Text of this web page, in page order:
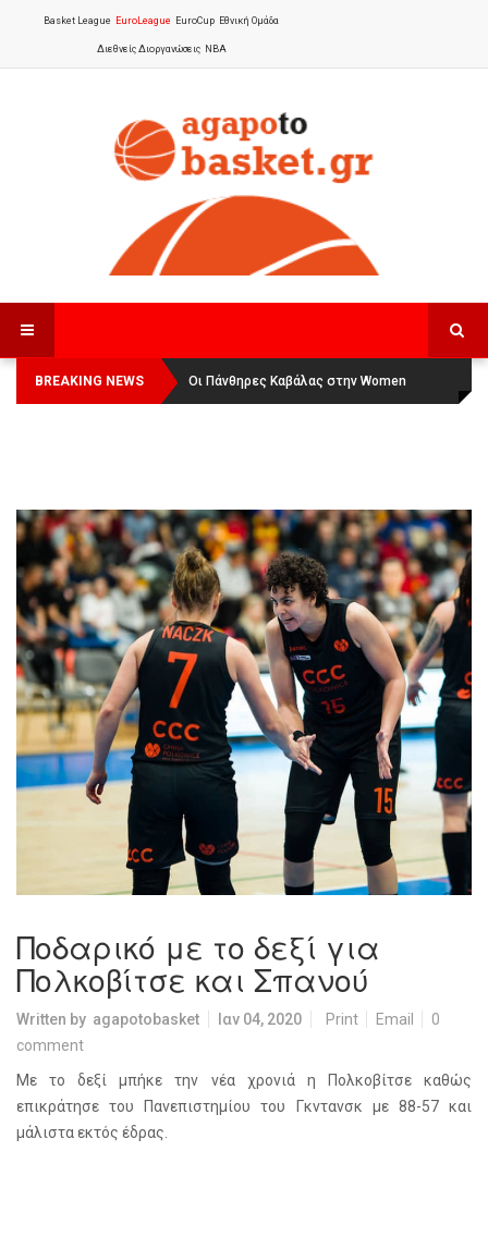
Basket League EuroLeague EuroCup Εθνική Ομάδα
Διεθνείς Διοργανώσεις NBA
BREAKING NEWS
Οι Πάνθηρες Καβάλας στην Women
Basketball League 1
Αναχώρησε για τα Γιάννενα η Εθνική
Γυναικών:
Ποδαρικό με το δεξί για
Πολκοβίτσε και Σπανού
Written by agapotobasket Ιαν 04, 2020 Print Email
0
comment
Με το δεξί μπήκε την νέα χρονιά η Πολκοβίτσε καθώς
επικράτησε του Πανεπιστημίου του Γκντανσκ με 88-57 και
μάλιστα εκτός έδρας.